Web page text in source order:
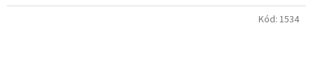
Kód: 1534